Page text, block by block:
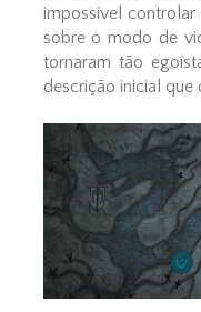
impossível controlar
sobre o modo de
tornaram tão
descrição inicial que